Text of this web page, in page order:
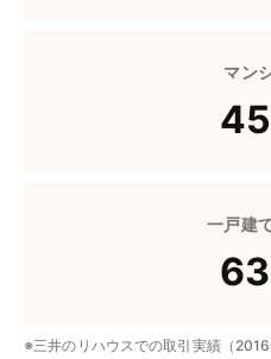
マン
一戸建
※三井のリハウスでの取引実績（